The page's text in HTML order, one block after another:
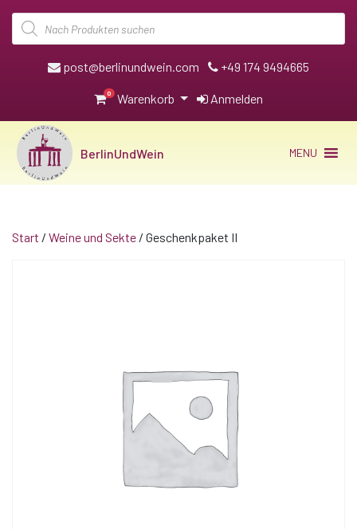
Products
search
post@berlinundwein.com +49 174 9494665
0 Warenkorb Anmelden
BerlinUndWein MENU
Start / Weine und Sekte / Geschenkpaket II